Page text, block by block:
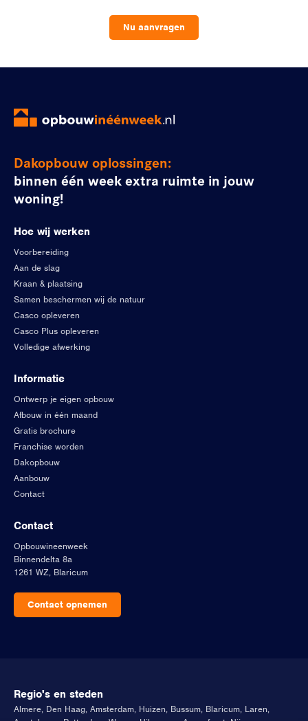
Nu aanvragen
Dakopbouw oplossingen:
binnen één week extra ruimte in jouw
woning!
Hoe wij werken
Voorbereiding
Aan de slag
Kraan & plaatsing
Samen beschermen wij de natuur
Casco opleveren
Casco Plus opleveren
Volledige afwerking
Informatie
Ontwerp je eigen opbouw
Afbouw in één maand
Gratis brochure
Franchise worden
Dakopbouw
Aanbouw
Contact
Contact
Opbouwineenweek
Binnendelta 8a
1261 WZ, Blaricum
Contact opnemen
Regio's en steden
Almere, Den Haag, Amsterdam, Huizen, Bussum, Blaricum, Laren,